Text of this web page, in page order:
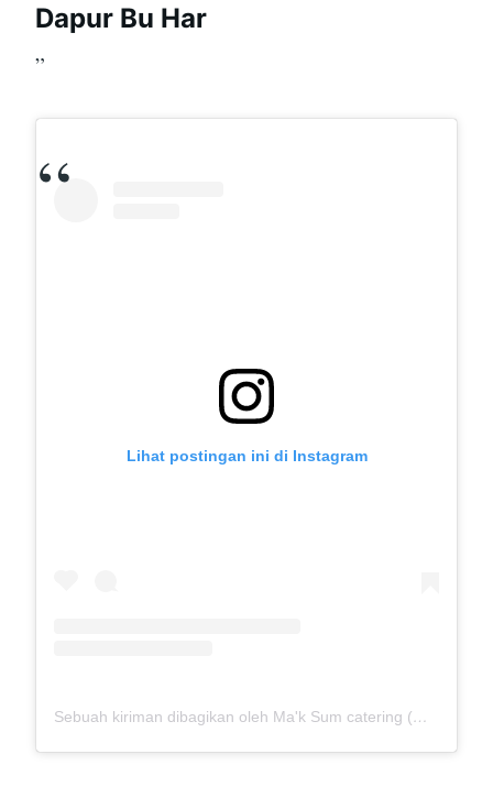
Dapur Bu Har
”
Lihat postingan ini di Instagram
Sebuah kiriman dibagikan oleh Ma'k Sum catering (@mak_sumcatering)